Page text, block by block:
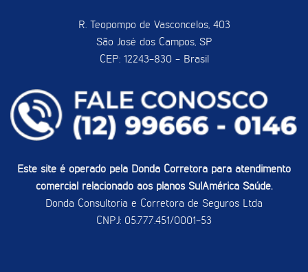
R. Teopompo de Vasconcelos, 403
São José dos Campos, SP
CEP: 12243-830 - Brasil
Este site é operado pela Donda Corretora para atendimento
comercial relacionado aos planos SulAmérica Saúde.
Donda Consultoria e Corretora de Seguros Ltda
CNPJ: 05.777.451/0001-53